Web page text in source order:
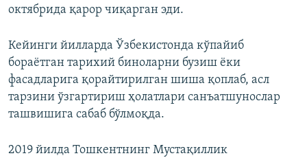
октябрида қарор чиқарган эди.
Кейинги йилларда Ўзбекистонда кўпайиб
бораëтган тарихий биноларни бузиш ëки
фасадларига қорайтирилган шиша қоплаб, асл
тарзини ўзгартириш ҳолатлари санъатшунослар
ташвишига сабаб бўлмоқда.
2019 йилда Тошкентнинг Мустақиллик